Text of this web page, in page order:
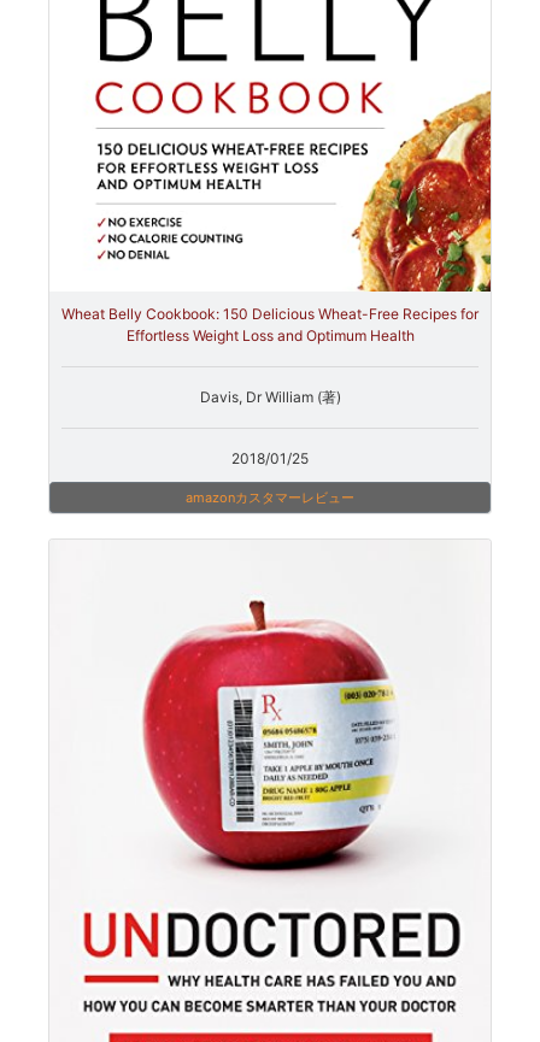
Wheat Belly Cookbook: 150 Delicious Wheat-Free Recipes for
Effortless Weight Loss and Optimum Health
Davis, Dr William (著)
2018/01/25
amazonカスタマーレビュー